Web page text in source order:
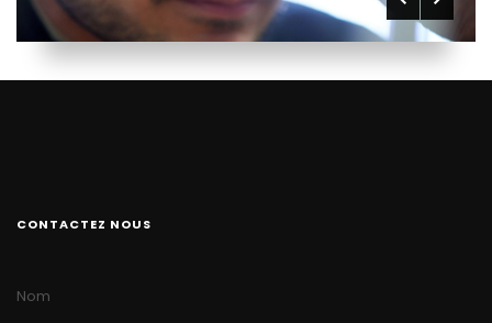
CONTACTEZ NOUS
Nom